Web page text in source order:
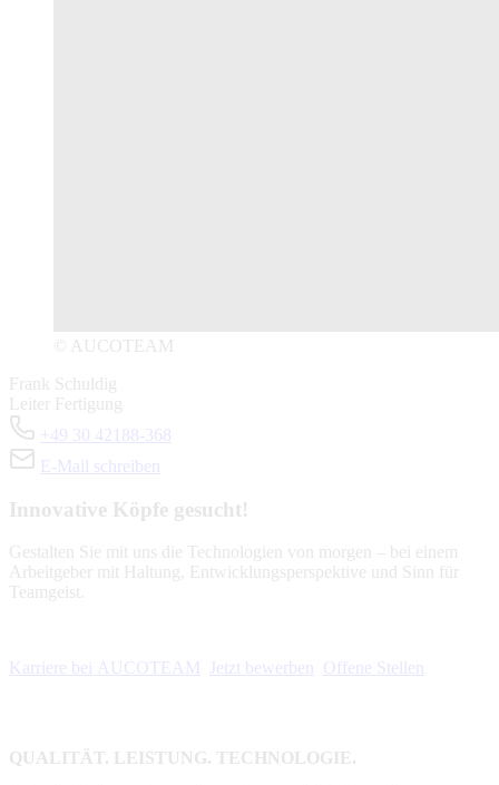
© AUCOTEAM
Frank Schuldig
Leiter Fertigung
+49 30 42188-368
E-Mail schreiben
Innovative Köpfe gesucht!
Gestalten Sie mit uns die Technologien von morgen – bei einem
Arbeitgeber mit Haltung, Entwicklungsperspektive und Sinn für
Teamgeist.
Karriere bei AUCOTEAM Jetzt bewerben Offene Stellen
QUALITÄT. LEISTUNG. TECHNOLOGIE.